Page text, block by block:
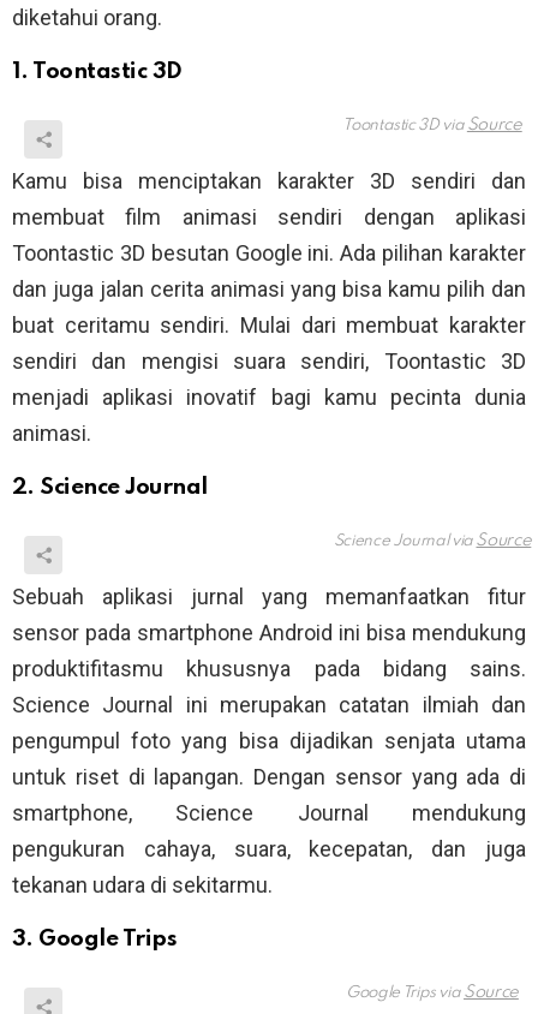
diketahui orang.
1. Toontastic 3D
Toontastic 3D via
Kamu bisa menciptakan karakter 3D sendiri dan
membuat film animasi sendiri dengan aplikasi
Toontastic 3D besutan Google ini. Ada pilihan karakter
dan juga jalan cerita animasi yang bisa kamu pilih dan
buat ceritamu sendiri. Mulai dari membuat karakter
sendiri dan mengisi suara sendiri, Toontastic 3D
menjadi aplikasi inovatif bagi kamu pecinta dunia
animasi.
2. Science Journal
Science Journal via
Sebuah aplikasi jurnal yang memanfaatkan fitur
sensor pada smartphone Android ini bisa mendukung
produktifitasmu khususnya pada bidang sains.
Science Journal ini merupakan catatan ilmiah dan
pengumpul foto yang bisa dijadikan senjata utama
untuk riset di lapangan. Dengan sensor yang ada di
smartphone, Science Journal mendukung
pengukuran cahaya, suara, kecepatan, dan juga
tekanan udara di sekitarmu.
3. Google Trips
Google Trips via